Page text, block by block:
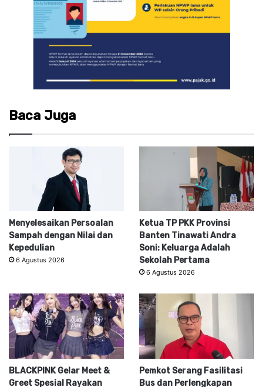
Baca Juga
Menyelesaikan Persoalan
Sampah dengan Nilai dan
Kepedulian
6 Agustus 2026
Ketua TP PKK Provinsi
Banten Tinawati Andra
Soni: Keluarga Adalah
Sekolah Pertama
6 Agustus 2026
BLACKPINK Gelar Meet &
Greet Spesial Rayakan
Pemkot Serang Fasilitasi
Bus dan Perlengkapan